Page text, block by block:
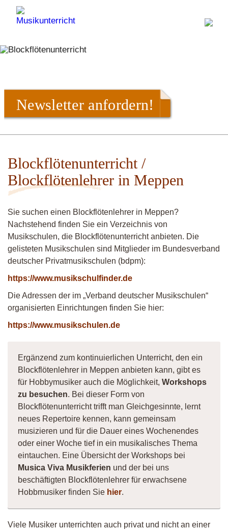
Newsletter anfordern!
Blockflötenunterricht /
Blockflötenlehrer in Meppen
Sie suchen einen Blockflötenlehrer in Meppen?
Nachstehend finden Sie ein Verzeichnis von
Musikschulen, die Blockflötenunterricht anbieten. Die
gelisteten Musikschulen sind Mitglieder im Bundesverband
deutscher Privatmusikschulen (bdpm):
https://www.musikschulfinder.de
Die Adressen der im „Verband deutscher Musikschulen“
organisierten Einrichtungen finden Sie hier:
https://www.musikschulen.de
Ergänzend zum kontinuierlichen Unterricht, den ein
Blockflötenlehrer in Meppen anbieten kann, gibt es
für Hobbymusiker auch die Möglichkeit, Workshops
zu besuchen. Bei dieser Form von
Blockflötenunterricht trifft man Gleichgesinnte, lernt
neues Repertoire kennen, kann gemeinsam
musizieren und für die Dauer eines Wochenendes
oder einer Woche tief in ein musikalisches Thema
eintauchen. Eine Übersicht der Workshops bei
Musica Viva Musikferien und der bei uns
beschäftigten Blockflötenlehrer für erwachsene
Hobbmusiker finden Sie hier.
Viele Musiker unterrichten auch privat und nicht an einer